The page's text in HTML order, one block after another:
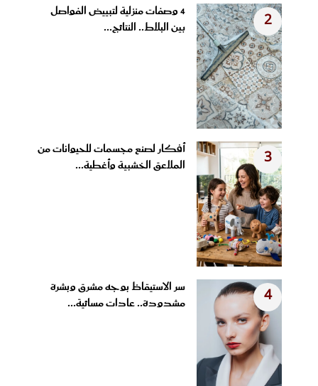
2
4 وصفات منزلية لتبييض الفواصل
بين البلاط.. النتائج...
3
أفكار لصنع مجسمات للحيوانات من
الملاعق الخشبية وأغطية...
4
سر الاستيقاظ بوجه مشرق وبشرة
مشدودة.. عادات مسائية...